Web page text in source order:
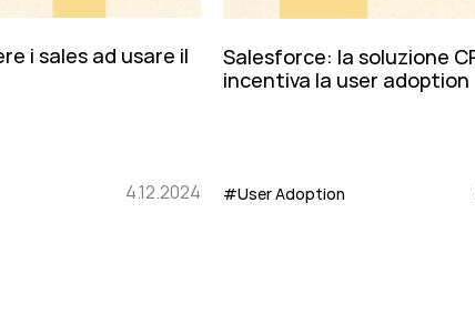
i sales ad usare il
4.12.2024
Salesforce: la soluzione
incentiva la user adoption
#User Adoption